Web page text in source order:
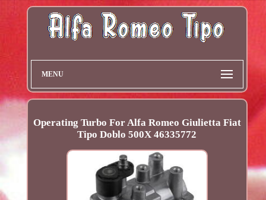
MENU
Operating Turbo For Alfa Romeo Giulietta Fiat
Tipo Doblo 500X 46335772